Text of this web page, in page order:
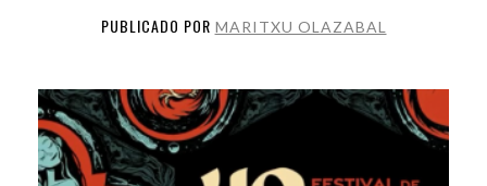
PUBLICADO POR MARITXU OLAZABAL